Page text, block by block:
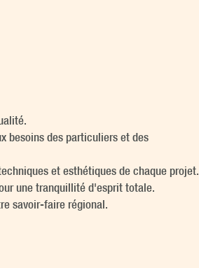
besoins des particuliers et des
et esthétiques de chaque projet.
une tranquillité d'esprit totale.
savoir-faire régional.